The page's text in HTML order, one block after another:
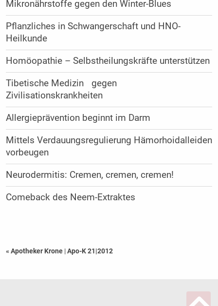
Mikronährstoffe gegen den Winter-Blues
Pflanzliches in Schwangerschaft und HNO-
Heilkunde
Homöopathie – Selbstheilungskräfte unterstützen
Tibetische Medizin gegen
Zivilisationskrankheiten
Allergieprävention beginnt im Darm
Mittels Verdauungsregulierung Hämorhoidalleiden
vorbeugen
Neurodermitis: Cremen, cremen, cremen!
Comeback des Neem-Extraktes
« Apotheker Krone |Apo-K 21|2012